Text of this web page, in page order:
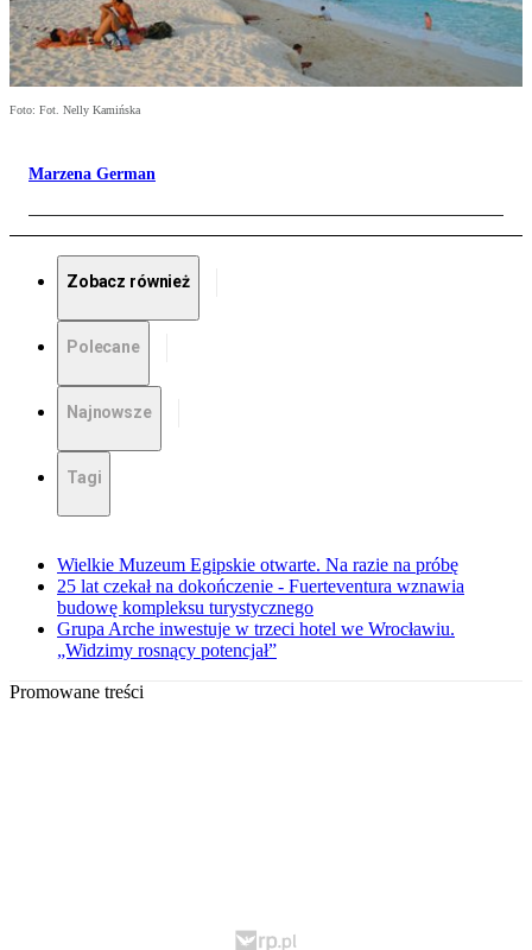
Foto: Fot. Nelly Kamińska
Marzena German
Zobacz również
Polecane
Najnowsze
Tagi
Wielkie Muzeum Egipskie otwarte. Na razie na próbę
25 lat czekał na dokończenie - Fuerteventura wznawia
budowę kompleksu turystycznego
Grupa Arche inwestuje w trzeci hotel we Wrocławiu.
„Widzimy rosnący potencjał”
Promowane treści